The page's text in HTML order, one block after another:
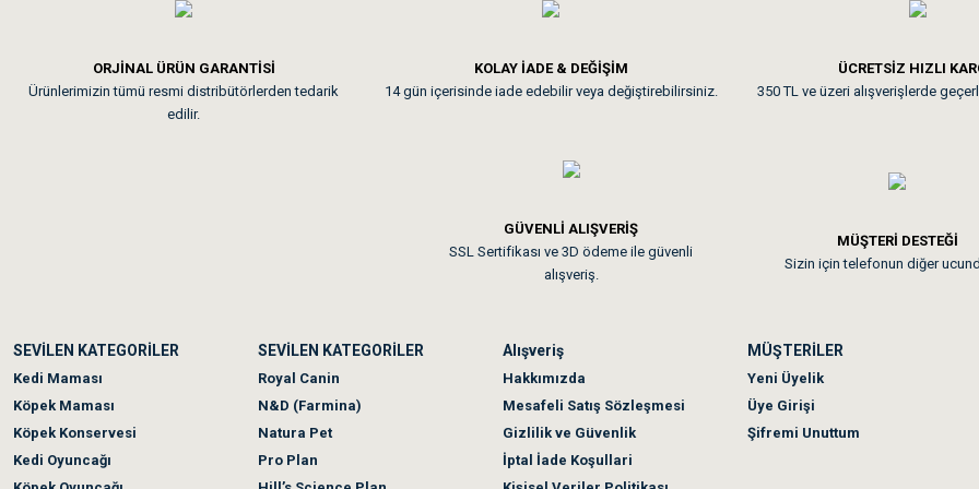
Kedilerim beğeniyorlar. Memnunuz. Uygun fiyatta olması iyi.
Akşam verdiğim sipariş bir sonraki gün elime ulaştı. Jack russell köpeğim severek yedi. Tüy
ORJİNAL ÜRÜN GARANTİSİ
Ürünlerimizin tümü resmi distribütörlerden tedarik
edilir.
KOLAY İADE & DEĞİŞİM
14 gün içerisinde iade edebilir veya değiştirebilirsiniz.
ÜCRETSİZ HIZLI
350 TL ve üzeri alışverişlerde
GÜVENLİ ALIŞVERİŞ
SSL Sertifikası ve 3D ödeme ile güvenli
alışveriş.
MÜŞTERİ DESTEĞİ
Sizin için telefonun diğer
SEVİLEN KATEGORİLER
Kedi Maması
Köpek Maması
Köpek Konservesi
Kedi Oyuncağı
SEVİLEN KATEGORİLER
Royal Canin
N&D (Farmina)
Natura Pet
Pro Plan
Alışveriş
Hakkımızda
Mesafeli Satış Sözleşmesi
Gizlilik ve Güvenlik
İptal İade Koşullari
MÜŞTERİLER
Yeni Üyelik
Üye Girişi
Şifremi Unuttum